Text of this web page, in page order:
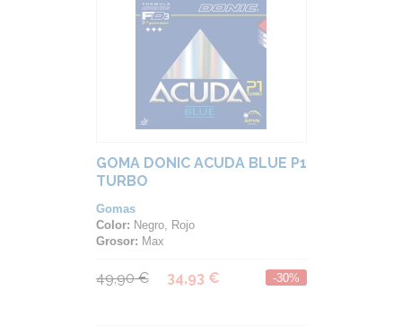
GOMA DONIC ACUDA BLUE P1
TURBO
Gomas
Color: Negro, Rojo
Grosor: Max
49,90 € 34,93 € -30%